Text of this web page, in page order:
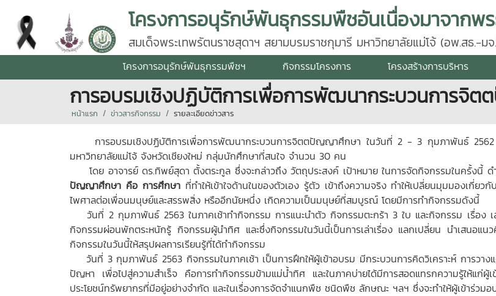
โครงการอนุรักษ์พันธุกรรมพืชอันเนื่องมาจากพร
สมเด็จพระเทพรัตนราชสุดาฯ สยามบรมราชกุมารี มหาวิทยาลัยแม่โจ้ (อพ.สธ.-มจ
โครงการอนุรักษ์พันธุกรรมพืชฯ กิจกรรมโครงการ โครงสร้างการบริหาร
การอบรมเชิงปฏิบัติการเพื่อการพัฒนากระบวนการจิ
หน้าแรก ข่าวสารกิจกรรม รายละเอียดข่าวสาร
การอบรมเชิงปฏิบัติการเพื่อการพัฒนากระบวนการจิตตปัญญาศึกษา ในวันที่ 2 - 3 กุมภาพันธ์ 2562
มหาวิทยาลัยแม่โจ้ จังหวัดเชียงใหม่ กลุ่มนักศึกษาที่สนใจ จำนวน 30 คน
โดย อาจารย์ ดร.ทิพย์สุดา ตั้งตระกูล ซึ่งจะกล่าวถึง วัตถุประสงค์ เป้าหมาย ในการจัดกิจกรรมในครั้งนี้
ปัญญาศึกษา คือ การศึกษา ที่ทำให้เข้าใจด้านในของตัวเอง รู้ตัว เข้าถึงความจริง ทำให้เปลี่ยนมุมมองเกี่ยว
ไพศาลต่อเพื่อนมนุษย์และสรรพสิ่ง หรืออีกนัยหนึ่ง เกิดความเป็นมนุษย์ที่สมบูรณ์ โดยมีการทำกิจกรรมดังนี้
วันที่ 2 กุมภาพันธ์ 2563 ในภาคเช้าทำกิจกรรม การแนะนำตัว กิจกรรมตะกร้า 3 ใบ และกิจกรรม เรื่อง เ
กิจกรรมผ่อนพักตระหนักรู้ กิจกรรมผู้นำทิศ และซึ่งกิจกรรมในวันนี้เป็นการเล่าเรื่อง แลกเปลี่ยน นำเสนอแน
กิจกรรมในวันนี้ให้สรุปผลการเรียนรู้ที่ได้ทำกิจกรรม
วันที่ 3 กุมภาพันธ์ 2563 กิจกรรมในภาคเช้า เป็นการฝึกให้ผู้เข้าอบรม มีกระบวนการคิดวิเคราะห์ การวา
ปัญหา เพื่อไปสู่ความสำเร็จ คือการทำกิจกรรมข้ามแม่น้ำทิศ และในภาคบ่ายได้มีการสอดแทรกความรู้ให้แก่ผู้เ
ประโยชน์ทรัพยากรที่มีอยู่อย่างจำกัด และในเรื่องการจัดจำแนกพืช ชนิดพืช ลักษณะ ฯลฯ ซึ่งจะทำให้ผู้เข้าร่วม